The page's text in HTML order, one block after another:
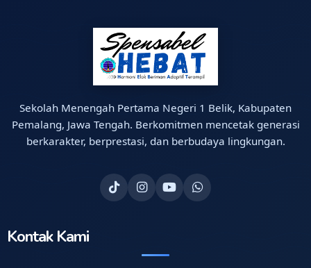
Sekolah Menengah Pertama Negeri 1 Belik, Kabupaten
Pemalang, Jawa Tengah. Berkomitmen mencetak generasi
berkarakter, berprestasi, dan berbudaya lingkungan.
Kontak Kami